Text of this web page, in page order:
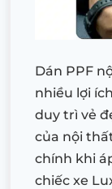
Dán PPF
nhiều lợi
duy trì vẻ
của nội
chính khi
chiếc xe